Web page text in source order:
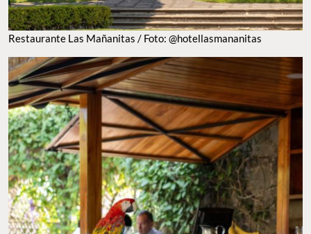
Restaurante Las Mañanitas / Foto: @hotellasmananitas